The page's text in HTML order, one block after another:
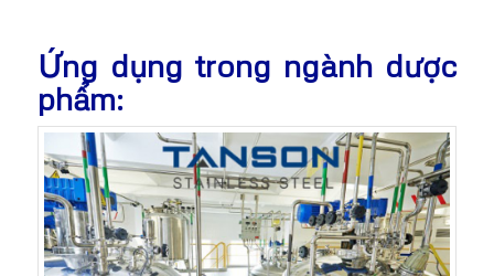
Ứng dụng trong ngành dược
phẩm: